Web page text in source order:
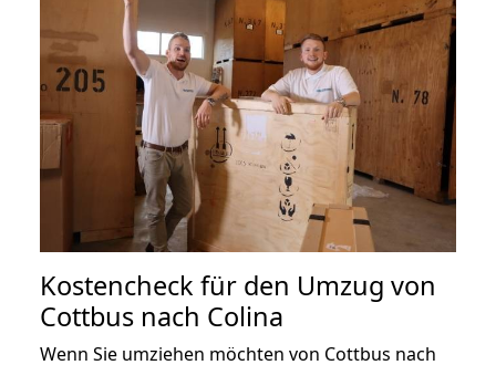
Kostencheck für den Umzug von
Cottbus nach Colina
Wenn Sie umziehen möchten von Cottbus nach